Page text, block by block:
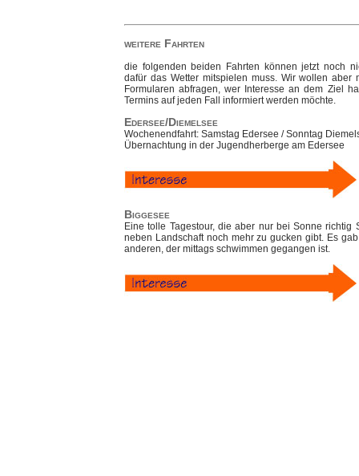
weitere Fahrten
die folgenden beiden Fahrten können jetzt noch
dafür das Wetter mitspielen muss. Wir wollen aber
Formularen abfragen, wer Interesse an dem Ziel
Termins auf jeden Fall informiert werden möchte.
Edersee/Diemelsee
Wochenendfahrt: Samstag Edersee / Sonntag
Übernachtung in der Jugendherberge am Edersee
Biggesee
Eine tolle Tagestour, die aber nur bei Sonne richtig
neben Landschaft noch mehr zu gucken gibt. Es
anderen, der mittags schwimmen gegangen ist.